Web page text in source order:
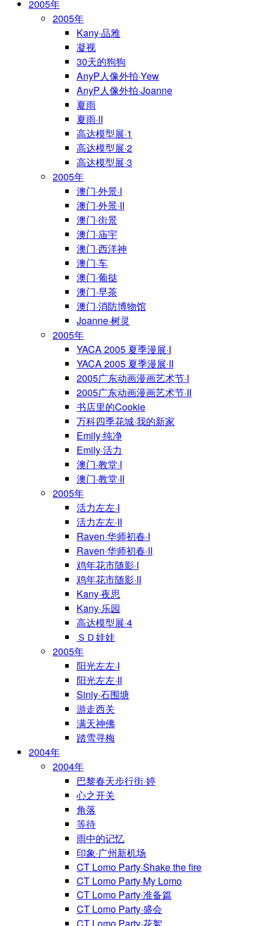
2005年
2005年
Kany·品雅
凝视
30天的狗狗
AnyP人像外拍·Yew
AnyP人像外拍·Joanne
夏雨
夏雨·II
高达模型展·1
高达模型展·2
高达模型展·3
2005年
澳门·外景·I
澳门·外景·II
澳门·街景
澳门·庙宇
澳门·西洋神
澳门·车
澳门·葡挞
澳门·早茶
澳门·消防博物馆
Joanne·树灵
2005年
YACA 2005 夏季漫展·I
YACA 2005 夏季漫展·II
2005广东动画漫画艺术节·I
2005广东动画漫画艺术节·II
书店里的Cookie
万科四季花城·我的新家
Emily·纯净
Emily·活力
澳门·教堂·I
澳门·教堂·II
2005年
活力左左·I
活力左左·II
Raven·华师初春·I
Raven·华师初春·II
鸡年花市随影·I
鸡年花市随影·II
Kany·夜思
Kany·乐园
高达模型展·4
ＳＤ娃娃
2005年
阳光左左·I
阳光左左·II
Sinly·石围塘
游走西关
满天神佛
踏雪寻梅
2004年
2004年
巴黎春天步行街·婷
心之开关
角落
等待
雨中的记忆
印象·广州新机场
CT Lomo Party·Shake the fire
CT Lomo Party·My Lomo
CT Lomo Party·准备篇
CT Lomo Party·盛会